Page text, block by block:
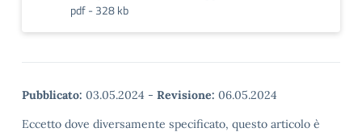
pdf - 328 kb
Pubblicato: 03.05.2024 - Revisione: 06.05.2024
Eccetto dove diversamente specificato, questo articolo è